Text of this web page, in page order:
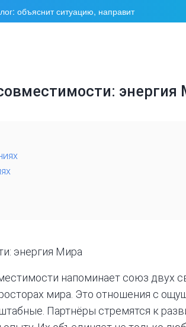
энергия
: энергия Мира
напоминает союз двух
мира. Это отношения с
Партнёры стремятся к
объяснит ситуацию, направит